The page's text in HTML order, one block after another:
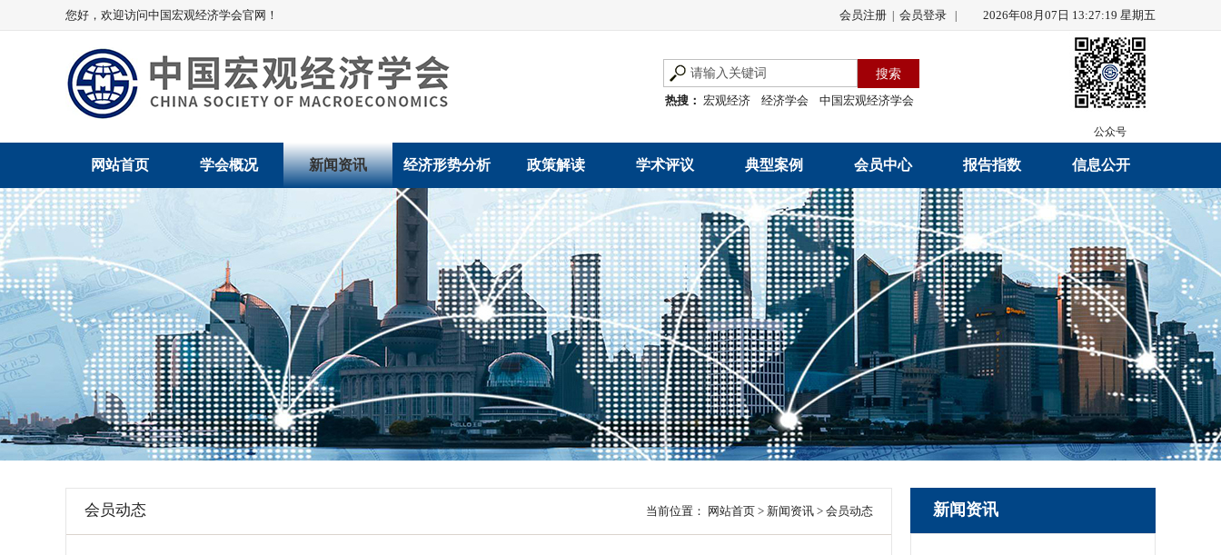
您好，欢迎访问中国宏观经济学会官网！ 会员注册 会员登录 2026年08月07日 13:27:20 星期五
热搜： 宏观经济 经济学会 中国宏观经济学会
公众号
网站首页 学会概况
学术委员会
学会领导
组织机构
法律顾问
学会章程
新闻资讯
党建动态
学会动态
会员动态
地方动态
经济形势分析
经济数据概览
数说经济
经济运行与调节
产业发展
创新高技术产业运
行
贸易与流通
政策解读
发展改革令
规范性文件
规划文本
公告
通知
政策图解
学术评议
优秀改革案例
世界一流企业
优秀论文著作
典型案例
地方政府
国有企业
民营企业
会员中心
会员名录
会员注册
入会申请
会员管理办法
报告指数
研究报告
学会会刊
数据解读
指数发布
中宏通讯
图书出版
信息公开
学会章程
年度工作报告
财务工作报告
新闻发言人制度
学术自律制度
学会发展规划
会员动态 当前位置： 网站首页 > 新闻资讯 > 会员动态 新闻资讯